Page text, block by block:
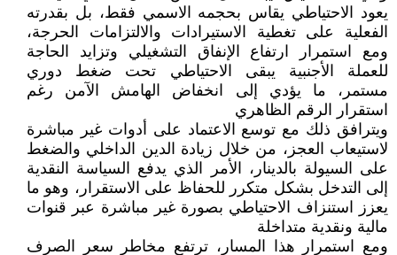
يعود الاحتياطي يقاس بحجمه الاسمي فقط، بل بقدرته
الفعلية على تغطية الاستيرادات والالتزامات الحرجة،
ومع استمرار ارتفاع الإنفاق التشغيلي وتزايد الحاجة
للعملة الأجنبية يبقى الاحتياطي تحت ضغط دوري
مستمر، ما يؤدي إلى انخفاض الهامش الآمن رغم
استقرار الرقم الظاهري
ويترافق ذلك مع توسع الاعتماد على أدوات غير مباشرة
لاستيعاب العجز، من خلال زيادة الدين الداخلي والضغط
على السيولة بالدينار، الأمر الذي يدفع السياسة النقدية
إلى التدخل بشكل متكرر للحفاظ على الاستقرار، وهو ما
يعزز استنزاف الاحتياطي بصورة غير مباشرة عبر قنوات
مالية ونقدية متداخلة
ومع استمرار هذا المسار، ترتفع مخاطر سعر الصرف